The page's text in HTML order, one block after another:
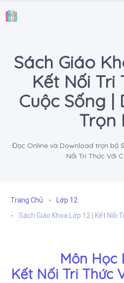
.
Sách Giáo
Kết Nối Tri
Cuộc Sống |
Trọn
Đọc Online và Download trọn bộ
Nối Tri Thức Với
Trang Chủ
Lớp 12
Sách Giáo Khoa Lớp 12 | Kết Nối
Môn Học
Kết Nối Tri Thức